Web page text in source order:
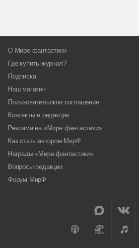
О Мире фантастики
Где купить журнал?
Подписка
Наш магазин
Пользовательское соглашение
Контакты и редакция
Реклама на «Мире фантастики»
Как стать автором МирФ
Награды «Мира фантастики»
Вопросы редакции
Форум МирФ